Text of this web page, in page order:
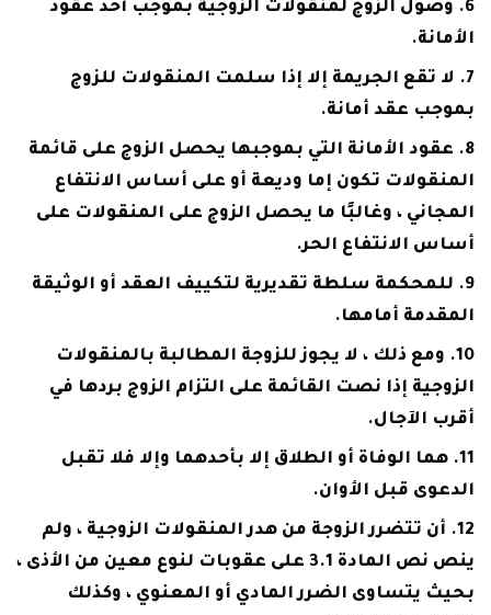
وصول الزوج لمنقولات الزوجية بموجب أحد عقود
الأمانة.
لا تقع الجريمة إلا إذا سلمت المنقولات للزوج
بموجب عقد أمانة.
عقود الأمانة التي بموجبها يحصل الزوج على قائمة
المنقولات تكون إما وديعة أو على أساس الانتفاع
المجاني ، وغالبًا ما يحصل الزوج على المنقولات على
أساس الانتفاع الحر.
للمحكمة سلطة تقديرية لتكييف العقد أو الوثيقة
المقدمة أمامها.
ومع ذلك ، لا يجوز للزوجة المطالبة بالمنقولات
الزوجية إذا نصت القائمة على التزام الزوج بردها في
أقرب الآجال.
هما الوفاة أو الطلاق إلا بأحدهما وإلا فلا تقبل
الدعوى قبل الأوان.
أن تتضرر الزوجة من هدر المنقولات الزوجية ، ولم
ينص نص المادة 3.1 على عقوبات لنوع معين من الأذى ،
بحيث يتساوى الضرر المادي أو المعنوي ، وكذلك